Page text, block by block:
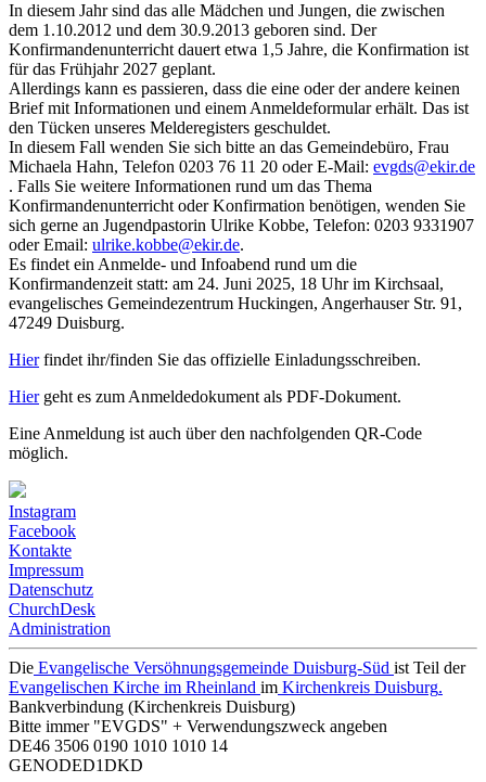
In diesem Jahr sind das alle Mädchen und Jungen, die zwischen
dem 1.10.2012 und dem 30.9.2013 geboren sind. Der
Konfirmandenunterricht dauert etwa 1,5 Jahre, die Konfirmation ist
für das Frühjahr 2027 geplant.
Allerdings kann es passieren, dass die eine oder der andere keinen
Brief mit Informationen und einem Anmeldeformular erhält. Das ist
den Tücken unseres Melderegisters geschuldet.
In diesem Fall wenden Sie sich bitte an das Gemeindebüro, Frau
Michaela Hahn, Telefon 0203 76 11 20 oder E-Mail: evgds@ekir.de
. Falls Sie weitere Informationen rund um das Thema
Konfirmandenunterricht oder Konfirmation benötigen, wenden Sie
sich gerne an Jugendpastorin Ulrike Kobbe, Telefon: 0203 9331907
oder Email: ulrike.kobbe@ekir.de.
Es findet ein Anmelde- und Infoabend rund um die
Konfirmandenzeit statt: am 24. Juni 2025, 18 Uhr im Kirchsaal,
evangelisches Gemeindezentrum Huckingen, Angerhauser Str. 91,
47249 Duisburg.
Hierfindet ihr/finden Sie das offizielle Einladungsschreiben.
Hiergeht es zum Anmeldedokument als PDF-Dokument.
Eine Anmeldung ist auch über den nachfolgenden QR-Code
möglich.
Instagram
Facebook
Kontakte
Impressum
Datenschutz
ChurchDesk
Administration
Die Evangelische Versöhnungsgemeinde Duisburg-Süd ist Teil der
Evangelischen Kirche im Rheinland im Kirchenkreis Duisburg.
Bankverbindung (Kirchenkreis Duisburg)
Bitte immer "EVGDS" + Verwendungszweck angeben
DE46 3506 0190 1010 1010 14
GENODED1DKD